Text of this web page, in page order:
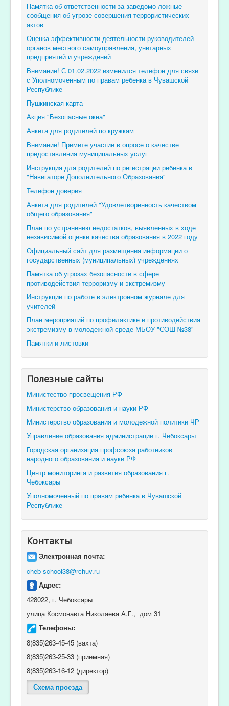
Памятка об ответственности за заведомо ложные
сообщения об угрозе совершения террористических
актов
Оценка эффективности деятельности руководителей
органов местного самоуправления, унитарных
предприятий и учреждений
Внимание! С 01.02.2022 изменился телефон для связи
с Уполномоченным по правам ребенка в Чувашской
Республике
Пушкинская карта
Акция "Безопасные окна"
Анкета для родителей по кружкам
Внимание! Примите участие в опросе о качестве
предоставления муниципальных услуг
Инструкция для родителей по регистрации ребенка в
"Навигаторе Дополнительного Образования"
Телефон доверия
Анкета для родителей "Удовлетворенность качеством
общего образования"
План по устранению недостатков, выявленных в ходе
независимой оценки качества образования в 2022 году
Официальный сайт для размещения информации о
государственных (муниципальных) учреждениях
Памятка об угрозах безопасности в сфере
противодействия терроризму и экстремизму
Инструкции по работе в электронном журнале для
учителей
План мероприятий по профилактике и противодействия
экстремизму в молодежной среде МБОУ "СОШ №38"
Памятки и листовки
Полезные сайты
Министество просвещения РФ
Министерство образования и науки РФ
Министерство образования и молодежной политики ЧР
Управление образования администрации г. Чебоксары
Городская организация профсоюза работников
народного образования и науки РФ
Центр мониторинга и развития образования г.
Чебоксары
Уполномоченный по правам ребенка в Чувашской
Республике
Контакты
Электронная почта:
cheb-school38@rchuv.ru
Адрес:
428022, г. Чебоксары
улица Космонавта Николаева А.Г., дом 31
Телефоны:
8(835)263-45-45 (вахта)
8(835)263-25-33 (приемная)
8(835)263-16-12 (директор)
Схема проезда